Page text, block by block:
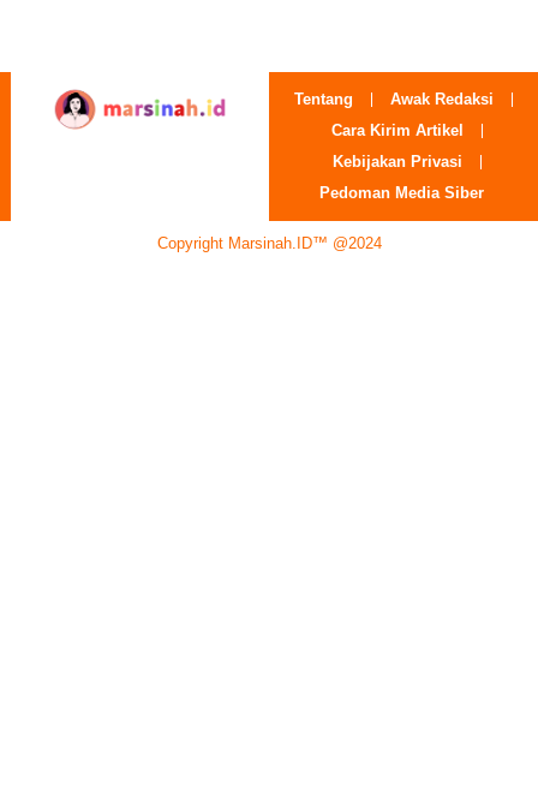
Tentang
Awak Redaksi
Cara Kirim Artikel
Kebijakan Privasi
Pedoman Media Siber
Copyright Marsinah.ID™ @2024